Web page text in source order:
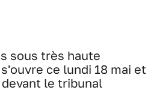
sous très haute
ce lundi 18 mai et
le tribunal